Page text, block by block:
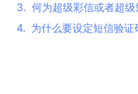
3. 何为超级彩信或者超级
4. 为什么要设定短信验